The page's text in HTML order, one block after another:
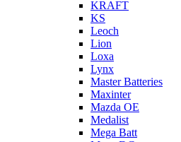
KRAFT
KS
Leoch
Lion
Loxa
Lynx
Master Batteries
Maxinter
Mazda OE
Medalist
Mega Batt